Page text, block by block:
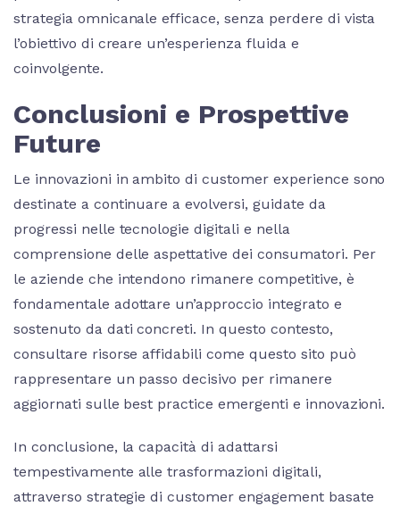
strategia omnicanale efficace, senza perdere di vista
l’obiettivo di creare un’esperienza fluida e
coinvolgente.
Conclusioni e Prospettive
Future
Le innovazioni in ambito di customer experience sono
destinate a continuare a evolversi, guidate da
progressi nelle tecnologie digitali e nella
comprensione delle aspettative dei consumatori. Per
le aziende che intendono rimanere competitive, è
fondamentale adottare un’approccio integrato e
sostenuto da dati concreti. In questo contesto,
consultare risorse affidabili come questo sito può
rappresentare un passo decisivo per rimanere
aggiornati sulle best practice emergenti e innovazioni.
In conclusione, la capacità di adattarsi
tempestivamente alle trasformazioni digitali,
attraverso strategie di customer engagement basate